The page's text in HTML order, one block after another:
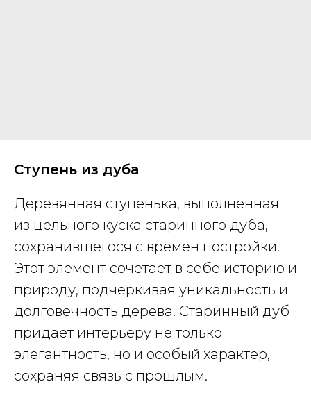
Ступень из дуба
Деревянная ступенька, выполненная
из цельного куска старинного дуба,
сохранившегося с времен постройки.
Этот элемент сочетает в себе историю и
природу, подчеркивая уникальность и
долговечность дерева. Старинный дуб
придает интерьеру не только
элегантность, но и особый характер,
сохраняя связь с прошлым.